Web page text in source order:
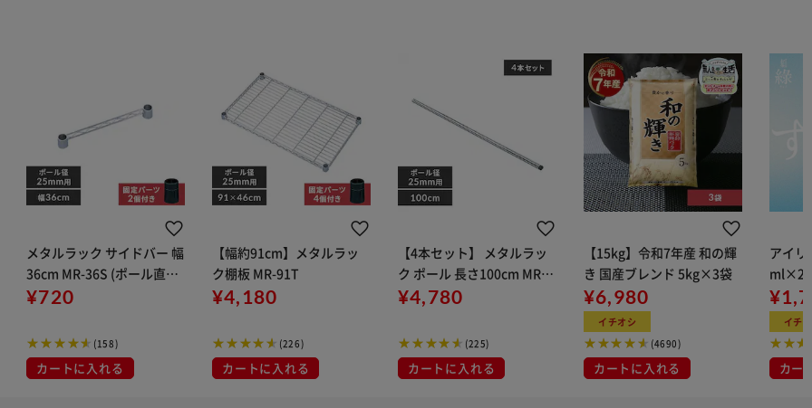
メタルラック サイドバー 幅
36cm MR-36S (ポール直径
25mm)
¥720
(158)
カートに入れる
【幅約91cm】メタルラッ
ク棚板 MR-91T
¥4,180
(226)
カートに入れる
【4本セット】 メタルラッ
ク ポール 長さ100cm MR-1
00P (ポール直径25mm)
¥4,780
(225)
カートに入れる
【15kg】令和7年産 和の輝
き 国産ブレンド 5kg×3袋
¥6,980
イチオシ
(4690)
カートに入れる
アイリ
ml×24
用
イチ
カー